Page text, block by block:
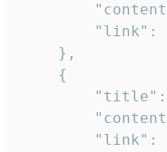
"link":
    },
    {
"link":